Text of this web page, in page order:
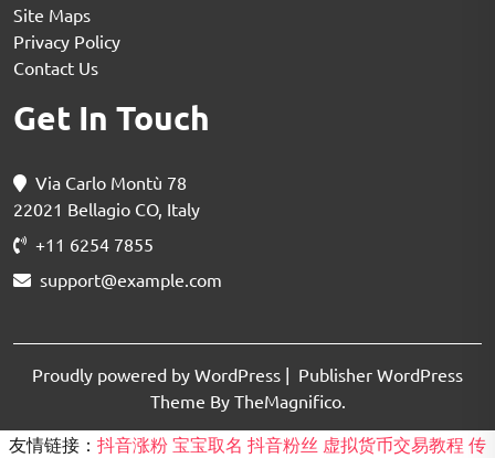
Site Maps
Privacy Policy
Contact Us
Get In Touch
Via Carlo Montù 78
22021 Bellagio CO, Italy
+11 6254 7855
support@example.com
Proudly powered by WordPress | Publisher WordPress
Theme By TheMagnifico.
友情链接： 抖音涨粉 宝宝取名 抖音粉丝 虚拟货币交易教程 传